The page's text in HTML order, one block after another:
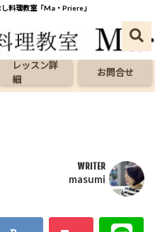
料理教室「Ma・Priere」
レッスン詳
細
お問合せ
WRITER
masumi